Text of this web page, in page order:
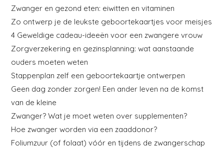
Zwanger en gezond eten: eiwitten en vitaminen
Zo ontwerp je de leukste geboortekaartjes voor meisjes
4 Geweldige cadeau-ideeën voor een zwangere vrouw
Zorgverzekering en gezinsplanning: wat aanstaande
ouders moeten weten
Stappenplan zelf een geboortekaartje ontwerpen
Geen dag zonder zorgen! Een ander leven na de komst
van de kleine
Zwanger? Wat je moet weten over supplementen?
Hoe zwanger worden via een zaaddonor?
Foliumzuur (of folaat) vóór en tijdens de zwangerschap